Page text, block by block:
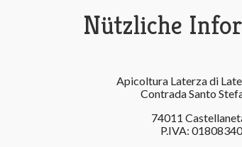
Nützliche
Apicoltura Laterza di
Contrada Santo
74011
P.IVA: